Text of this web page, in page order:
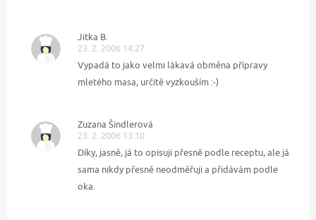
Jitka B.
23. 2. 2006 14:27
Vypadá to jako velmi lákavá obměna přípravy
mletého masa, určitě vyzkouším :-)
Zuzana Šindlerová
23. 2. 2006 13:10
Díky, jasně, já to opisuji přesně podle receptu, ale já
sama nikdy přesně neodměřuji a přidávám podle
oka.